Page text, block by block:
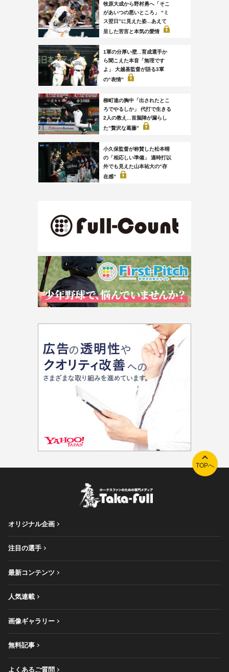
牧原大成から野村勇へ「そこ
があいつの悪いところ」 “ミ
ス翌日”に見えた姿...あえて
呈した苦言と本気の愛情
1軍の分厚い壁...育成選手か
ら聞こえた本音「無理です
よ」 大越基監督が語る3軍
の“表情”
柳町達の胸中「出されたとこ
ろでやるしか」 代打で生きる
2人の教え...首脳陣が漏らし
た”贅沢な葛藤”
小久保監督が称賛した松本晴
の「相応しい準備」 適時打以
外でも見えた山本祐大の“存
在感”
TOPへ
オリジナル企画
注目の選手
最新コンテンツ
人気連載
画像ギャラリー
無料記事
よくあるご質問